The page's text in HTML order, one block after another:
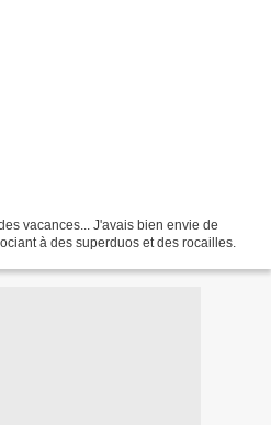
vacances... J'avais bien envie de
à des superduos et des rocailles.